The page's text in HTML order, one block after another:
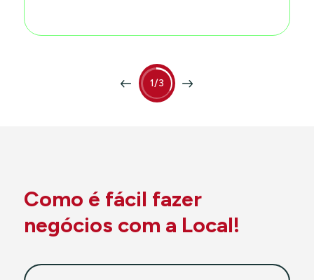
1/3
Como é fácil fazer
negócios com a Local!